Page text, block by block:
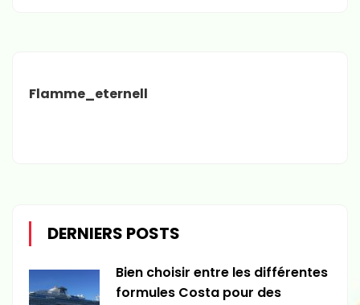
Flamme_eternell
DERNIERS POSTS
Bien choisir entre les différentes
formules Costa pour des